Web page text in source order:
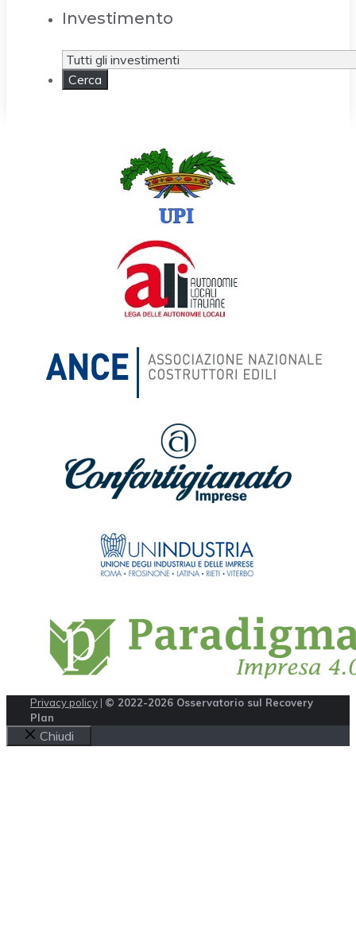
Investimento
Privacy policy | © 2022-2026 Osservatorio sul Recovery
Plan
Chiudi